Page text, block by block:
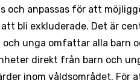
och anpassas för att
att bli exkluderade. Det är
unga omfattar alla barn
direkt från barn och
inom våldsområdet. För